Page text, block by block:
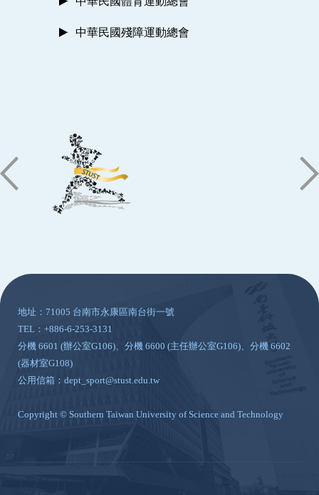
中華民國殘障運動總會
地址：71005 台南市永康區南台街一號
TEL：+886-6-253-3131
分機 6601 (辦公室G106)、分機 6600 (主任辦公室G106)、分機 6602
(器材室G108)
公用信箱：dept_sport@stust.edu.tw
Copyright © Southern Taiwan University of Science and Technology